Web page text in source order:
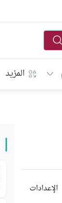
المزيد
الإعدادات